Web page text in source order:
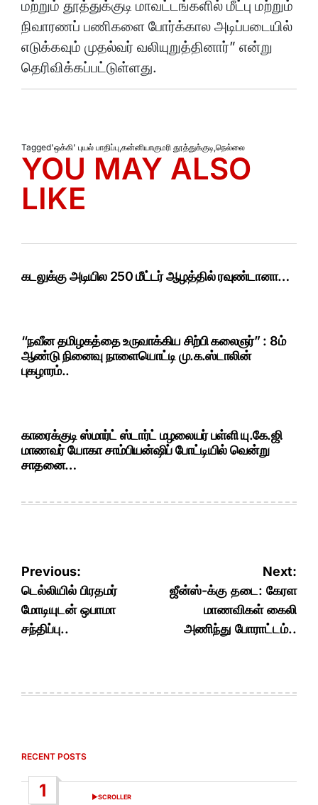
மற்றும் தூத்துக்குடி மாவட்டங்களில் மீட்பு மற்றும்
நிவாரணப் பணிகளை போர்க்கால அடிப்படையில்
எடுக்கவும் முதல்வர் வலியுறுத்தினார்” என்று
தெரிவிக்கப்பட்டுள்ளது.
Tagged'ஒக்கி' புயல் பாதிப்பு கன்னியாகுமரி தூத்துக்குடி நெல்லை
YOU MAY ALSO
LIKE
கடலுக்கு அடியில 250 மீட்டர் ஆழத்தில் ரவுண்டானா…
“நவீன தமிழகத்தை உருவாக்கிய சிற்பி கலைஞர்” : 8ம்
ஆண்டு நினைவு நாளையொட்டி மு.க.ஸ்டாலின்
புகழாரம்..
காரைக்குடி ஸ்மார்ட் ஸ்டார்ட் மழலையர் பள்ளி யு.கே.ஜி
மாணவர் யோகா சாம்பியன்ஷிப் போட்டியில் வென்று
சாதனை…
Post
navigation
Previous:
டெல்லியில் பிரதமர்
மோடியுடன் ஒபாமா
சந்திப்பு..
Next:
ஜீன்ஸ்-க்கு தடை: கேரள
மாணவிகள் கைலி
அணிந்து போராட்டம்..
RECENT POSTS
1
POSTED
SCROLLER